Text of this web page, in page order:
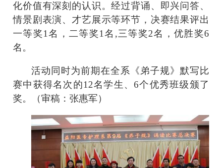
化价值有深刻的认识。经过背诵、即兴问答、
情景剧表演、才艺展示等环节，决赛结果评出
一等奖1名，二等奖1名,三等奖2名，优胜奖6
名。
活动同时为前期在全系《弟子规》默写比
赛中获得名次的12名学生、6个优秀班级颁了
奖。（审稿：张惠军）